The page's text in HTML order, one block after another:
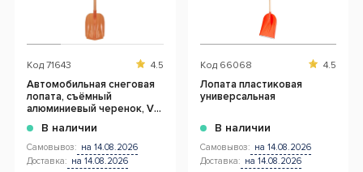
Код 71643 4.5
Автомобильная снеговая
лопата, съёмный
алюминиевый черенок, V-
В наличии
Самовывоз: на 14.08.2026
Доставка: на 14.08.2026
Код 66068 4.5
Лопата пластиковая
универсальная
В наличии
Самовывоз: на 14.08.2026
Доставка: на 14.08.2026